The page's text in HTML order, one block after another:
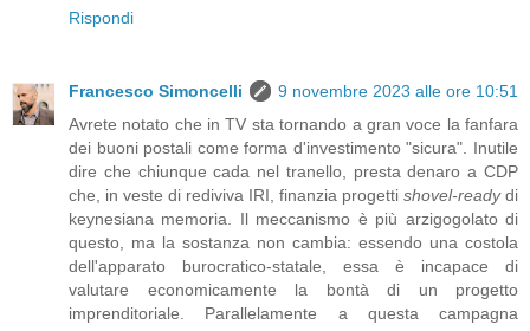
Rispondi
Francesco Simoncelli
9 novembre 2023 alle ore 10:51
Avrete notato che in TV sta tornando a gran voce la fanfara
dei buoni postali come forma d'investimento "sicura". Inutile
dire che chiunque cada nel tranello, presta denaro a CDP
che, in veste di rediviva IRI, finanzia progetti shovel-readydi
keynesiana memoria. Il meccanismo è più arzigogolato di
questo, ma la sostanza non cambia: essendo una costola
dell'apparato burocratico-statale, essa è incapace di
valutare economicamente la bontà di un progetto
imprenditoriale. Parallelamente a questa campagna